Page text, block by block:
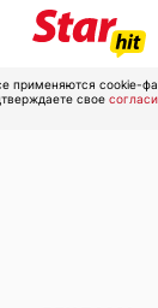
применяются cookie-
свое